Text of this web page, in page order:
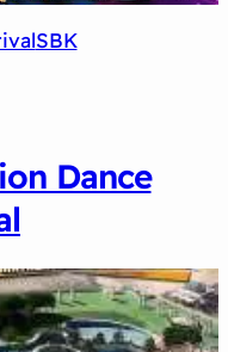
SBK
Dance